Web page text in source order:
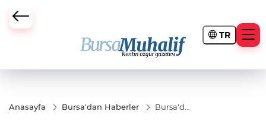
TR
Büyükşehir Darbesi
Anasayfa Bursa'dan Haberler
Bursa'da